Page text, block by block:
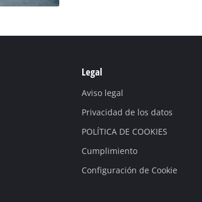
Legal
Aviso legal
Privacidad de los datos
POLÍTICA DE COOKIES
Cumplimiento
Configuración de Cookie